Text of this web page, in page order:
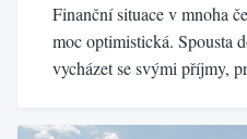
Finanční situace v mnoha
moc optimistická. Spousta
vycházet se svými příjmy,